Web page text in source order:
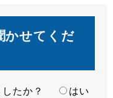
かせてくだ
したか？
はい